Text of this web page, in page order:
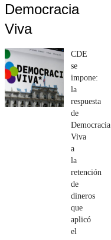
Democracia
Viva
CDE
se
impone:
la
respuesta
de
Democracia
Viva
a
la
retención
de
dineros
que
aplicó
el